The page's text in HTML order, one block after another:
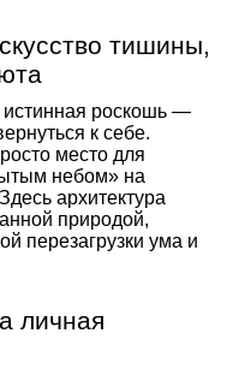
тишины,
истинная роскошь —
к себе.
место для
небом» на
архитектура
природой,
перезагрузки ума и
личная